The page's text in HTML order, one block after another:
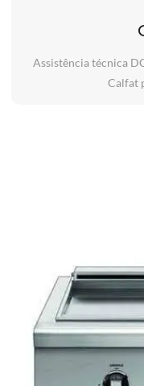
Assistência técnica
Calfat